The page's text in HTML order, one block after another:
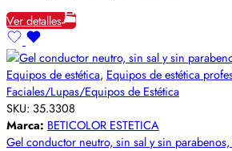
Ver detalles
Equipos de estética, Equipos de estética
Faciales/Lupas/Equipos de Estética
SKU: 35.3308
Marca: BETICOLOR ESTETICA
Gel conductor neutro, sin sal y sin